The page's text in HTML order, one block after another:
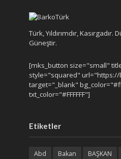
Türk, Yıldırımdır, Kasırgadır.
Güneştir.
[mks_button size="small"
style="squared"
target="_blank"
txt_color="#FFFFFF"]
Etiketler
Abd Bakan BAŞKAN